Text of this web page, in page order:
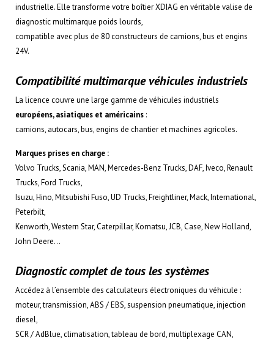
industrielle. Elle transforme votre boîtier XDIAG en véritable valise de
diagnostic multimarque poids lourds,
compatible avec plus de 80 constructeurs de camions, bus et engins
24V.
Compatibilité multimarque véhicules industriels
La licence couvre une large gamme de véhicules industriels
européens, asiatiques et américains :
camions, autocars, bus, engins de chantier et machines agricoles.
Marques prises en charge :
Volvo Trucks, Scania, MAN, Mercedes-Benz Trucks, DAF, Iveco, Renault
Trucks, Ford Trucks,
Isuzu, Hino, Mitsubishi Fuso, UD Trucks, Freightliner, Mack, International,
Peterbilt,
Kenworth, Western Star, Caterpillar, Komatsu, JCB, Case, New Holland,
John Deere…
Diagnostic complet de tous les systèmes
Accédez à l’ensemble des calculateurs électroniques du véhicule :
moteur, transmission, ABS / EBS, suspension pneumatique, injection
diesel,
SCR / AdBlue, climatisation, tableau de bord, multiplexage CAN,